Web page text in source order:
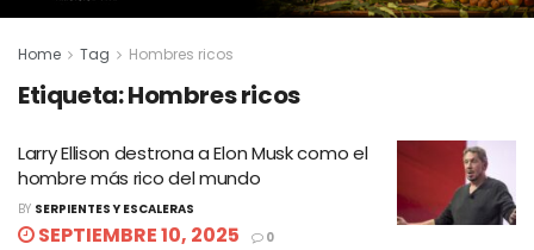
Home Tag Hombres ricos
Etiqueta:Hombres ricos
Larry Ellison destrona a Elon Musk como el
hombre más rico del mundo
BY SERPIENTES Y ESCALERAS
SEPTIEMBRE 10, 2025 0